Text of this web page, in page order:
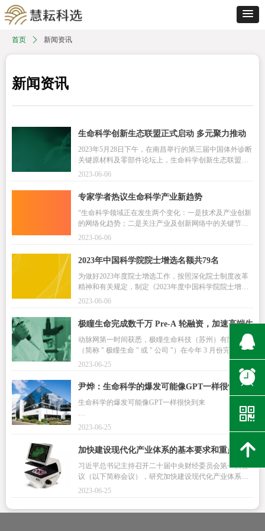
新闻资讯
生命科学创新生态联盟正式启动 多元聚力推动
产业发展
2023年5月28日下午，在南昌举行的第三届中国体外诊断
关键原材料及零部件论坛上，生命科学创新生态联盟宣
布正式启动。
2023-06-06
专家学者热议生命科学产业新趋势
“生命科学领域正在发生两个变化：一是技术及产业创新
的网络化趋势；二是关注产业及创新网络中的关键节点
价值，围绕这些重要节点，补足创新链条，形成完整闭
环，是未来创新生态建设的关键。”在日前举行的第七届
高瓴HCare全球健康产业峰会暨妙佑医疗国际（Mayo Cli
nic）医疗峰会的会前高峰论坛上，高瓴创始合伙人、联
席首席投资官易诺青表达了他对生命科学产业创新的观
点。
2023-06-06
2023年中国科学院院士增选名额共79名
为做好2023年度院士增选工作，按照深化院士制度改革
精神和有关规定，制定《2023年度中国科学院院士增选
指南》。
2023-06-06
极瞳生命完成数千万 Pre-A 轮融资，加速高端生
命科学仪器 SPR 分子互作仪国产化进程
动脉网第一时间获悉，极瞳生命科技（苏州）有限公司
（简称 " 极瞳生命 " 或 " 公司 "）在今年 3 月份完成了 Pr
e-A 轮融资，本轮融资由鲁信创投领投。这是继 2021 年
极瞳生命完成了由爱博泰克投资的天使轮融资后，完成
的新轮融资。所筹集资金将用于极瞳生命自主知识产权
的 SPR 分子互作仪等产品的研发。
2023-06-25
尹烨：生命科学的爆发可能像GPT一样很快到来
生命科学的爆发可能像GPT一样很快到来
上世纪80年代最开始出现抗体药物的时候，科研人员用
的方法是直接打鼠源抗体，就是把小鼠身上产生的抗体
直接打给人，结果100%排异。后来研发出了人鼠嵌合抗
体，今天又可以通过基因重组、基因编辑等技术，在老
鼠身上产生全人源化的抗体。
2023-06-25
加快建设现代化产业体系的基本要求和重点任务
习近平总书记主持召开二十届中央财经委员会第一次会
议（以下简称会议），研究加快建设现代化产业体系问
题，强调“现代化产业体系是现代化国家的物质技术基
础，必须把发展经济的着力点放在实体经济上，为实现
第二个百年奋斗目标提供坚强物质支撑”。纵观人类社会
2023-06-25
首页 ꄲ 新闻资讯
뀩
뀥
낃
녕